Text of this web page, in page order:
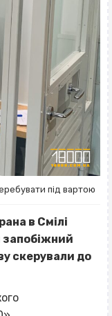
під вартою
в Смілі
скерували до